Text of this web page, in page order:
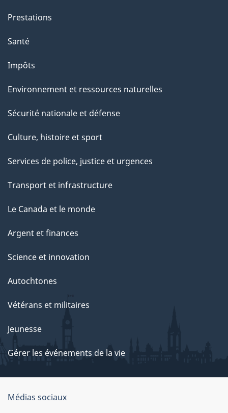
Prestations
Santé
Impôts
Environnement et ressources naturelles
Sécurité nationale et défense
Culture, histoire et sport
Services de police, justice et urgences
Transport et infrastructure
Le Canada et le monde
Argent et finances
Science et innovation
Autochtones
Vétérans et militaires
Jeunesse
Gérer les événements de la vie
Organisation
Médias sociaux